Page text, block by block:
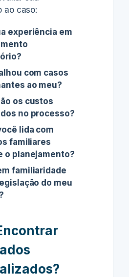
ao caso:
experiência em
com casos
ao meu?
os custos
no processo?
lida com
familiares
o planejamento?
familiaridade
do meu